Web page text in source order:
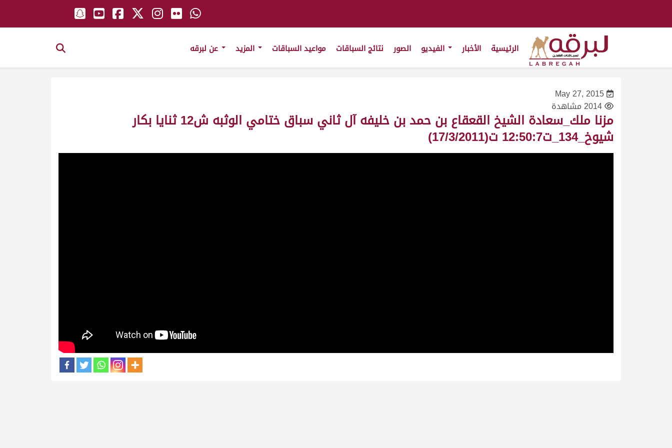
الرئيسية الأخبار الصور نتائج السباقات مواعيد السباقات
May 27, 2015
2014 مشاهدة
مزنا ملك_سعادة الشيخ القعقاع بن حمد بن خليفه آل ثاني سباق ختامي الوثبه ش12 ثنايا بكار
شيوخ_134_ت12:50:7 ت(17/3/2011)